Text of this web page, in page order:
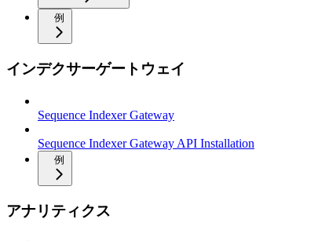
例
インデクサーゲートウェイ
Sequence Indexer Gateway
Sequence Indexer Gateway API Installation
例
アナリティクス